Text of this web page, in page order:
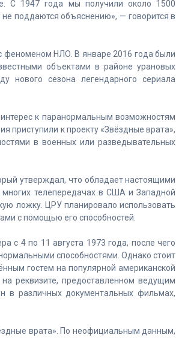
С 1947 года мы получили около 1500
поддаются объяснению», — говорится в
феноменом НЛО. В январе 2016 года были
объектами в районе урановых
нового сезона легендарного сериала
к паранормальным возможностям
приступили к проекту «Звёздные врата»,
в военных или разведывательных
утверждал, что обладает настоящими
многих телепередачах в США и Западной
ложку. ЦРУ планировало использовать
с помощью его способностей.
с 4 по 11 августа 1973 года, после чего
способностями. Однако стоит
гостем на популярной американской
реквизите, предоставленном ведущим
в различных документальных фильмах,
врата». По неофициальным данным,